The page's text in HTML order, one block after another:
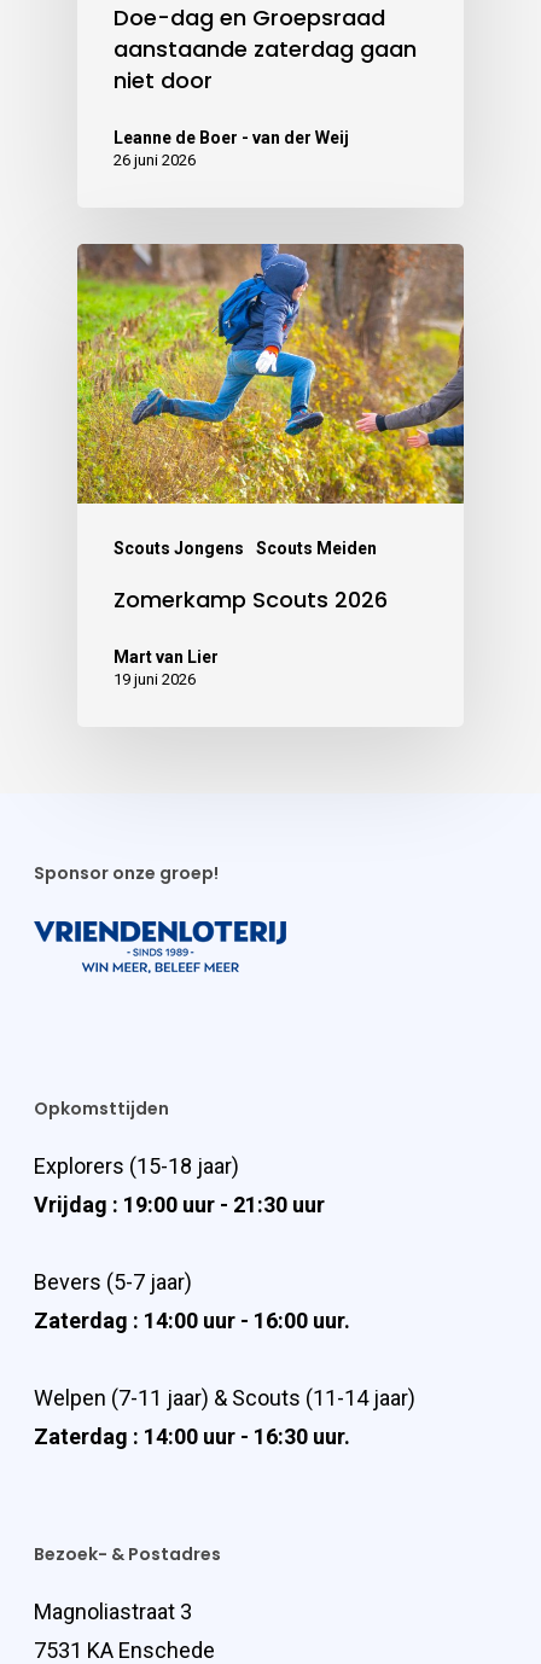
Doe-dag en Groepsraad
aanstaande zaterdag gaan
niet door
Leanne de Boer - van der Weij
26 juni 2026
Scouts Jongens Scouts Meiden
Zomerkamp Scouts 2026
Mart van Lier
19 juni 2026
Sponsor onze groep!
Opkomsttijden
Explorers (15-18 jaar)
Vrijdag : 19:00 uur - 21:30 uur
Bevers (5-7 jaar)
Zaterdag : 14:00 uur - 16:00 uur.
Welpen (7-11 jaar) & Scouts (11-14 jaar)
Zaterdag : 14:00 uur - 16:30 uur.
Bezoek- & Postadres
Magnoliastraat 3
7531 KA Enschede